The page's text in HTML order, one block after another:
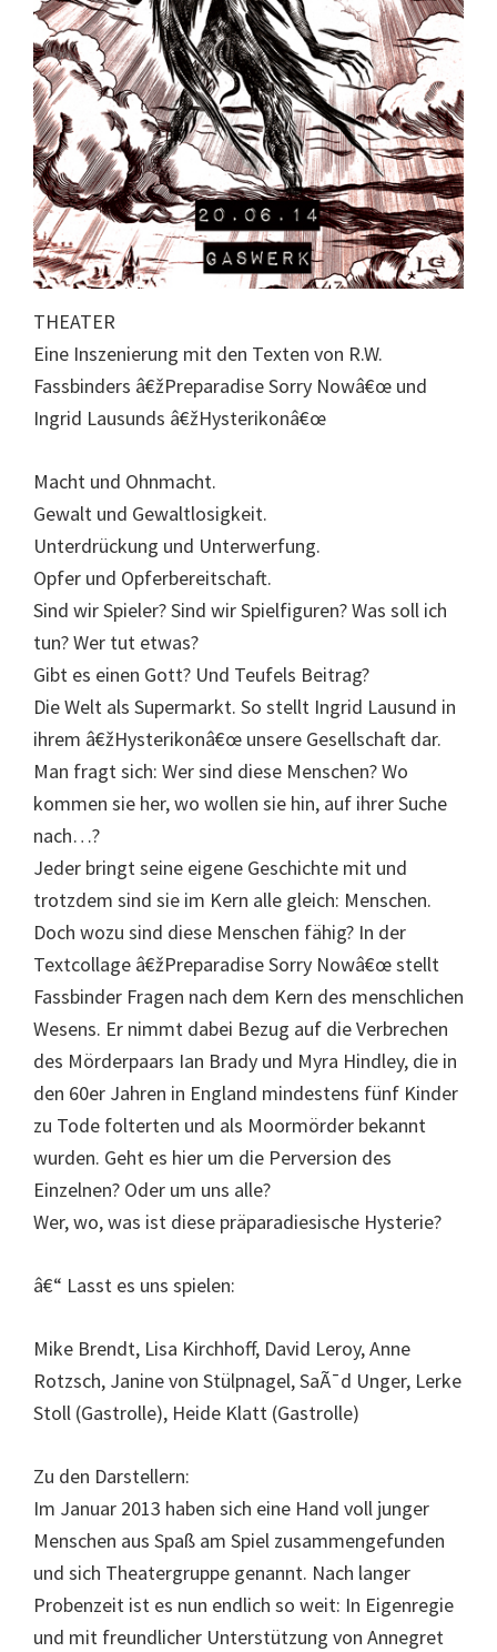
THEATER
Eine Inszenierung mit den Texten von R.W.
Fassbinders â€žPreparadise Sorry Nowâ€œ und
Ingrid Lausunds â€žHysterikonâ€œ
Macht und Ohnmacht.
Gewalt und Gewaltlosigkeit.
Unterdrückung und Unterwerfung.
Opfer und Opferbereitschaft.
Sind wir Spieler? Sind wir Spielfiguren? Was soll ich
tun? Wer tut etwas?
Gibt es einen Gott? Und Teufels Beitrag?
Die Welt als Supermarkt. So stellt Ingrid Lausund in
ihrem â€žHysterikonâ€œ unsere Gesellschaft dar.
Man fragt sich: Wer sind diese Menschen? Wo
kommen sie her, wo wollen sie hin, auf ihrer Suche
nach…?
Jeder bringt seine eigene Geschichte mit und
trotzdem sind sie im Kern alle gleich: Menschen.
Doch wozu sind diese Menschen fähig? In der
Textcollage â€žPreparadise Sorry Nowâ€œ stellt
Fassbinder Fragen nach dem Kern des menschlichen
Wesens. Er nimmt dabei Bezug auf die Verbrechen
des Mörderpaars Ian Brady und Myra Hindley, die in
den 60er Jahren in England mindestens fünf Kinder
zu Tode folterten und als Moormörder bekannt
wurden. Geht es hier um die Perversion des
Einzelnen? Oder um uns alle?
Wer, wo, was ist diese präparadiesische Hysterie?
â€“ Lasst es uns spielen:
Mike Brendt, Lisa Kirchhoff, David Leroy, Anne
Rotzsch, Janine von Stülpnagel, SaÃ¯d Unger, Lerke
Stoll (Gastrolle), Heide Klatt (Gastrolle)
Zu den Darstellern:
Im Januar 2013 haben sich eine Hand voll junger
Menschen aus Spaß am Spiel zusammengefunden
und sich Theatergruppe genannt. Nach langer
Probenzeit ist es nun endlich so weit: In Eigenregie
und mit freundlicher Unterstützung von Annegret